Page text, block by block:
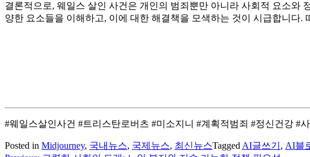
결론적으로, 웨일스 살인 사건은 개인의 범죄뿐만 아니라 사회적 요소와
양한 요소들을 이해하고, 이에 대한 해결책을 모색하는 것이 시급합니다
#웨일스살인사건 #트리스탄로버츠 #미소지니 #계획적범죄 #정신건강 #
Posted in Midjourney, 국내뉴스, 국제뉴스, 최신뉴스Tagged AI글쓰기 , AI블